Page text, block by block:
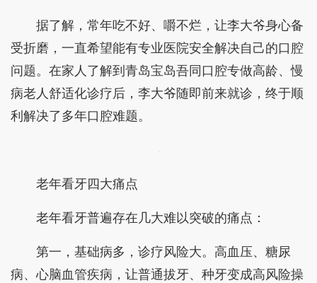
据了解，常年吃不好、嚼不烂，让李大爷身心备
受折磨，一直希望能有专业医院安全解决自己的口腔
问题。在家人了解到青岛宝岛吾同口腔专做高龄、慢
病老人舒适化诊疗后，李大爷随即前来就诊，终于顺
利解决了多年口腔难题。
老年看牙四大痛点
老年看牙普遍存在几大难以突破的痛点：
第一，基础病多，诊疗风险大。高血压、糖尿
病、心脑血管疾病，让普通拔牙、种牙变成高风险操